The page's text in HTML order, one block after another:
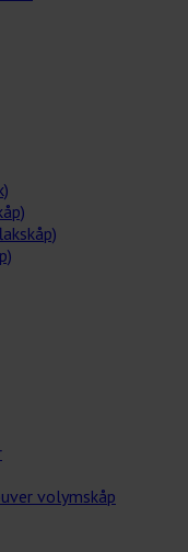
volymskåp